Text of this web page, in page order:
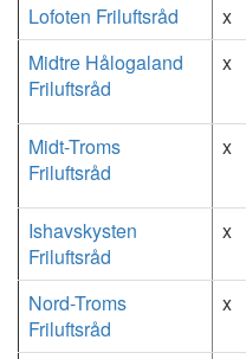
Lofoten Friluftsråd
x
Midtre Hålogaland
Friluftsråd
x
Midt-Troms
Friluftsråd
x
Ishavskysten
Friluftsråd
x
Nord-Troms
Friluftsråd
x